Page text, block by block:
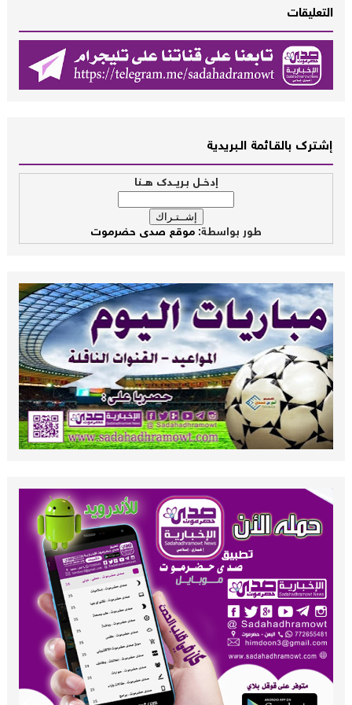
التعليقات
إشــترك بالقـــائمة الــبريدية
إدخــل بـريــدك هــنا
طور بواسطة:موقع صدى حضرموت